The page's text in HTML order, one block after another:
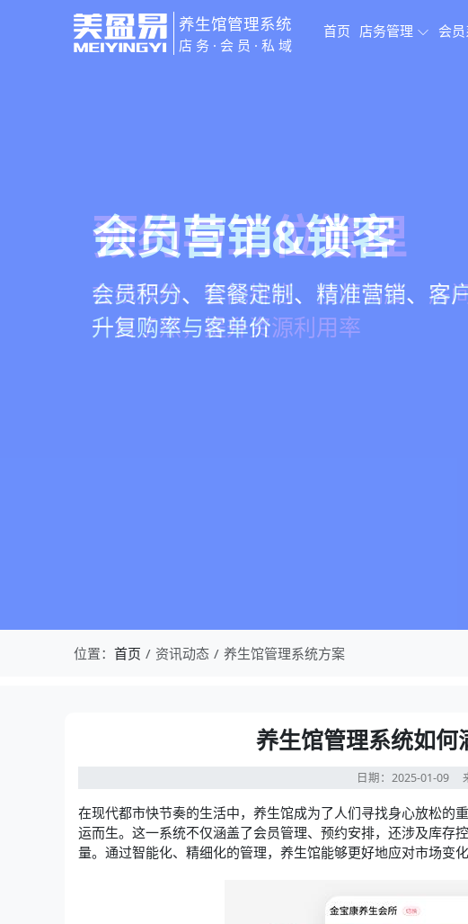
养生馆管理系统
店务·会员·私域
首页 店务管理 会
智慧养生馆管理系统
一站式解决养生馆预约、服务、会员
销全流程数字化管理
会员营销&锁客
会员积分、套餐定制、精准营销、客
升复购率与客单价
预约与工位管理
在线预约、智能排班、技师调度、房
一目了然，提升资源利用率
健康档案与效果追踪
客户体质记录、服务方案执行、效果
化展示服务价值
位置： 首页 资讯动态 养生馆管理系统方案
养生馆管理系统如何
日期：2025-01-09
在现代都市快节奏的生活中，养生馆成为了人们寻找身心放松的
运而生。这一系统不仅涵盖了会员管理、预约安排，还涉及库存
量。通过智能化、精细化的管理，养生馆能够更好地应对市场变